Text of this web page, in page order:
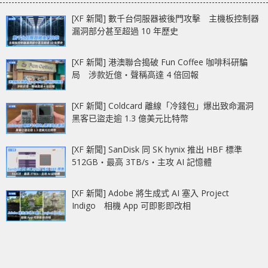
[XF 新聞] 數千台伺服器被後門攻擊 主機板控制器
漏洞部分甚至超過 10 年歷史
[XF 新聞] 港澳聯合搗破 Fun Coffee 咖啡科研騙
局 涉款近億‧聲稱高達 4 倍回報
[XF 新聞] Coldcard 離線「冷錢包」爆出致命漏洞
黑客已盜走逾 1.3 億美元比特幣
[XF 新聞] SanDisk 同 SK hynix 推出 HBF 標準
512GB‧最高 3TB/s‧主攻 AI 記憶體
[XF 新聞] Adobe 將生成式 AI 塞入 Project
Indigo 相機 App 可即影即改相